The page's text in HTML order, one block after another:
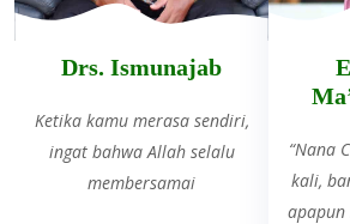
Elfrida Nur
Nana Corobi ya oki(jatuh 7
kali, bangkit 8 kali); seperih